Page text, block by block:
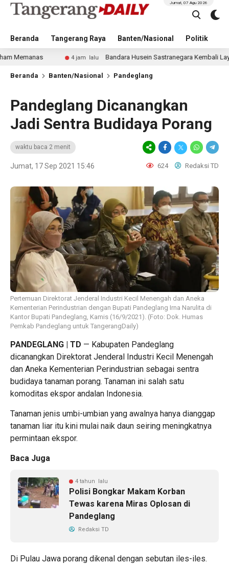
Beranda Tangerang Raya Banten/Nasional Politik
Jumat, 07 Agu 2026
4 jam lalu Bandara Husein Sastranegara Kembali Layani
Beranda Banten/Nasional Pandeglang
Pandeglang Dicanangkan
Jadi Sentra Budidaya Porang
waktu baca 2 menit
Jumat, 17 Sep 2021 15:46 624 Redaksi TD
Pertemuan Direktorat Jenderal Industri Kecil Menengah dan Aneka
Kementerian Perindustrian dengan Bupati Pandeglang Irna Narulita di
Kantor Bupati Pandeglang, Kamis (16/9/2021). (Foto: Dok. Humas
Pemkab Pandeglang untuk TangerangDaily)
PANDEGLANG | TD — Kabupaten Pandeglang
dicanangkan Direktorat Jenderal Industri Kecil Menengah
dan Aneka Kementerian Perindustrian sebagai sentra
budidaya tanaman porang. Tanaman ini salah satu
komoditas ekspor andalan Indonesia.
Tanaman jenis umbi-umbian yang awalnya hanya dianggap
tanaman liar itu kini mulai naik daun seiring meningkatnya
permintaan ekspor.
Baca Juga
4 tahun lalu
Polisi Bongkar Makam Korban
Tewas karena Miras Oplosan di
Pandeglang
Redaksi TD
Di Pulau Jawa porang dikenal dengan sebutan iles-iles.